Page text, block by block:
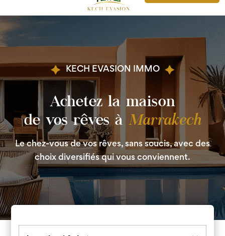
KECH EVASION IMMO
Achetez la maison
de vos rêves à Marrakech
Le chez-vous de vos rêves, sans soucis, avec des
choix diversifiés qui vous conviennent.